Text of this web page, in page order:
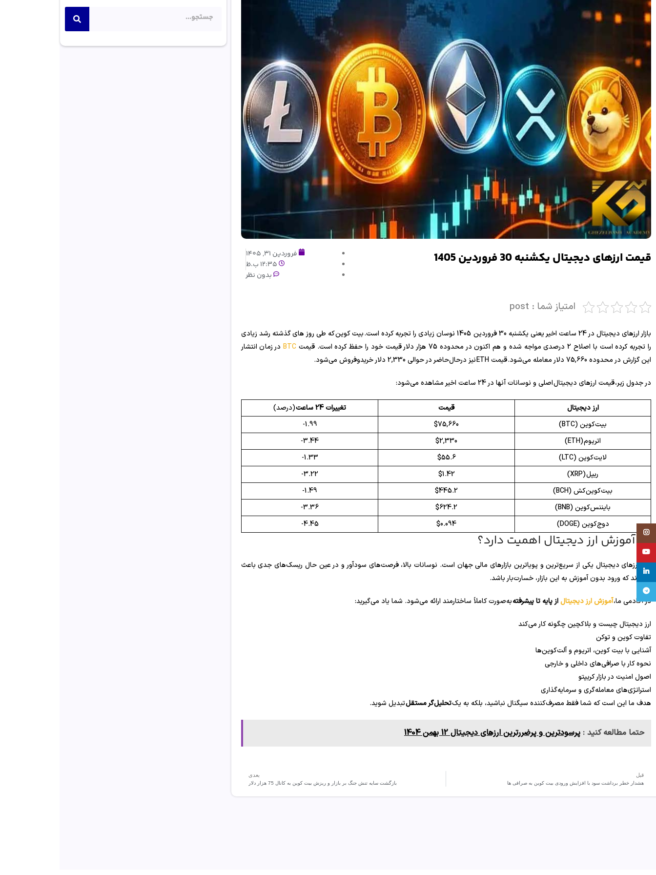
‌‏قیمت ارزهای دیجیتال یکشنبه‌ 30 فروردین 1405
فروردین 31, 1405
12:35 ب.ظ
بدون نظر
امتیاز شما : post
بازار ارزهای دیجیتال در 24 ساعت اخیر یعنی یکشنبه‌ 30 فروردین 1405 نوسان زیادی را تجربه کرده است. بیت کوین که طی روز های گذشته رشد زیادی
را تجربه کرده است با اصلاح 2 درصدی مواجه شده و هم اکنون در محدوده 75 هزار دلار قیمت خود را حفظ کرده است. قیمت
BTC در زمان انتشار
این گزارش در محدوده 75,660 دلار معامله می‌شود. قیمت ETH نیز درحال‌حاضر در حوالی 2,330 دلار خریدوفروش می‌شود.
در جدول زیر، قیمت ارزهای دیجیتال اصلی و نوسانات آنها در 24 ساعت اخیر مشاهده می‌شود:
ارز دیجیتال قیمت تغییرات 24 ساعت
(درصد)
بیت‌کوین (BTC)
$75,660
1.99-
اتریوم (ETH)
$2,330
3.44-
لایت‌کوین (LTC)
$55.6
1.33-
ریپل (XRP)
$1.42
3.22-
بیت‌کوین‌کش (BCH)
$445.2
1.49-
بایننس‌کوین (BNB)
$624.2
3.36-
دوج‌کوین (DOGE)
$0.094
4.45-
چرا آموزش ارز دیجیتال اهمیت دارد؟
بازار ارزهای دیجیتال یکی از سریع‌ترین و پویاترین بازارهای مالی جهان است. نوسانات بالا، فرصت‌های سودآور و در عین حال ریسک‌های جدی باعث
شده‌اند که ورود بدون آموزش به این بازار، خسارت‌بار باشد.
در آکادمی ما،آموزش ارز دیجیتالاز پایه تا پیشرفتهبه‌صورت کاملاً ساختارمند ارائه می‌شود. شما یاد می‌گیرید:
ارز دیجیتال چیست و بلاکچین چگونه کار می‌کند
تفاوت کوین و توکن
آشنایی با بیت کوین، اتریوم و آلت‌کوین‌ها
نحوه کار با صرافی‌های داخلی و خارجی
اصول امنیت در بازار کریپتو
استراتژی‌های معامله‌گری و سرمایه‌گذاری
هدف ما این است که شما فقط مصرف‌کننده سیگنال نباشید، بلکه به یکتحلیل‌گر مستقلتبدیل شوید.
حتما مطالعه کنید : ‌‏پرسودترین و پرضررترین ارزهای دیجیتال 12 بهمن 1404
قبل
هشدار خطر برداشت سود با افزایش ورودی بیت کوین به صرافی ها
بعدی
بازگشت سایه تنش‌ جنگ بر بازار و ریزش بیت‌ کوین به کانال 75 هزار دلار
Instagram
linkedin